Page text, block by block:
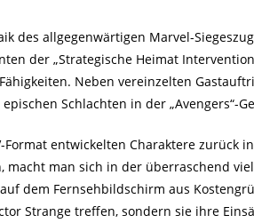
des allgegenwärtigen Marvel-
der „Strategische Heimat
Neben vereinzelten
Schlachten in der „Avengers“-
entwickelten Charaktere zurück
man sich in der überraschend
dem Fernsehbildschirm aus
Strange treffen, sondern sie ihre